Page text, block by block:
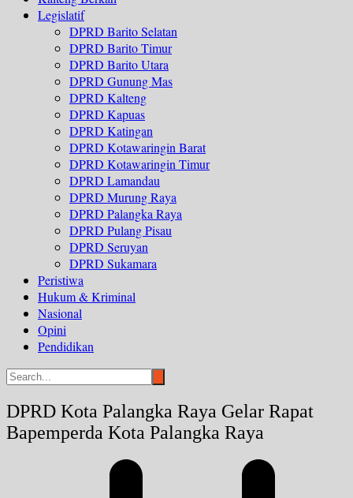
Legislatif
DPRD Barito Selatan
DPRD Barito Timur
DPRD Barito Utara
DPRD Gunung Mas
DPRD Kalteng
DPRD Kapuas
DPRD Katingan
DPRD Kotawaringin Barat
DPRD Kotawaringin Timur
DPRD Lamandau
DPRD Murung Raya
DPRD Palangka Raya
DPRD Pulang Pisau
DPRD Seruyan
DPRD Sukamara
Peristiwa
Hukum & Kriminal
Nasional
Opini
Pendidikan
DPRD Kota Palangka Raya Gelar Rapat
Bapemperda Kota Palangka Raya